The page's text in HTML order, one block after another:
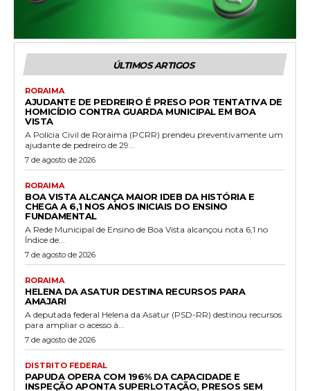
ÚLTIMOS ARTIGOS
RORAIMA
AJUDANTE DE PEDREIRO É PRESO POR TENTATIVA DE
HOMICÍDIO CONTRA GUARDA MUNICIPAL EM BOA
VISTA
A Polícia Civil de Roraima (PCRR) prendeu preventivamente um
ajudante de pedreiro de 29...
7 de agosto de 2026
RORAIMA
BOA VISTA ALCANÇA MAIOR IDEB DA HISTÓRIA E
CHEGA A 6,1 NOS ANOS INICIAIS DO ENSINO
FUNDAMENTAL
A Rede Municipal de Ensino de Boa Vista alcançou nota 6,1 no
Índice de...
7 de agosto de 2026
RORAIMA
HELENA DA ASATUR DESTINA RECURSOS PARA
AMAJARI
A deputada federal Helena da Asatur (PSD-RR) destinou recursos
para ampliar o acesso à...
7 de agosto de 2026
DISTRITO FEDERAL
PAPUDA OPERA COM 196% DA CAPACIDADE E
INSPEÇÃO APONTA SUPERLOTAÇÃO, PRESOS SEM